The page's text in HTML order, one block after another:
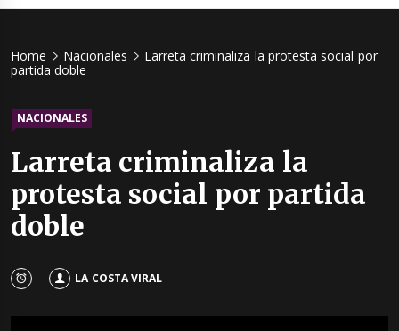
Home Nacionales
Larreta criminaliza la protesta social por
partida doble
NACIONALES
Larreta criminaliza la
protesta social por partida
doble
LA COSTA VIRAL